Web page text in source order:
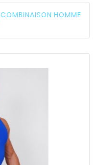
COMBINAISON HOMME